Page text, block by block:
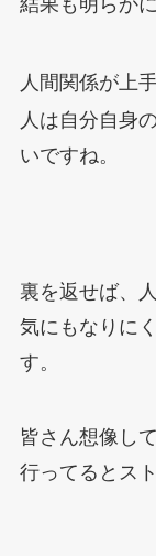
人間関係が上
人は自分自身
いですね。
裏を返せば、
気にもなりに
す。
皆さん想像し
行ってるとス